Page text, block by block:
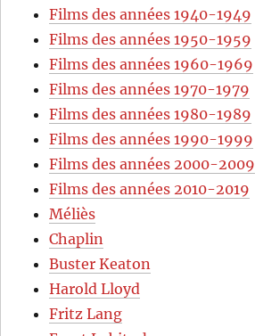
Films des années 1940-1949
Films des années 1950-1959
Films des années 1960-1969
Films des années 1970-1979
Films des années 1980-1989
Films des années 1990-1999
Films des années 2000-2009
Films des années 2010-2019
Méliès
Chaplin
Buster Keaton
Harold Lloyd
Fritz Lang